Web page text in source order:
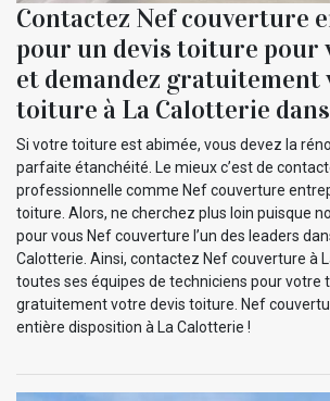
Contactez Nef couverture
pour un devis toiture pour
et demandez gratuitement
toiture à La Calotterie dans
Si votre toiture est abimée, vous devez la
parfaite étanchéité. Le mieux c’est de
professionnelle comme Nef couverture
toiture. Alors, ne cherchez plus loin puisque
pour vous Nef couverture l’un des leaders
Calotterie. Ainsi, contactez Nef couverture à
toutes ses équipes de techniciens pour votre
gratuitement votre devis toiture. Nef
entière disposition à La Calotterie !